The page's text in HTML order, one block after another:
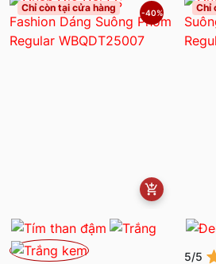
Chỉ còn tại cửa hàng -40% Chỉ
5/5